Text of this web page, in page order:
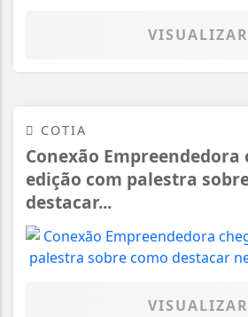
VISUALIZAR
COTIA
Conexão Empreendedora
edição com palestra
destacar...
VISUALIZAR